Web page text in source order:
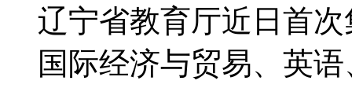
辽宁省教育厅近日首
国际经济与贸易、英